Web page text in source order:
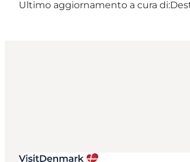
Ultimo aggiornamento a cura di: